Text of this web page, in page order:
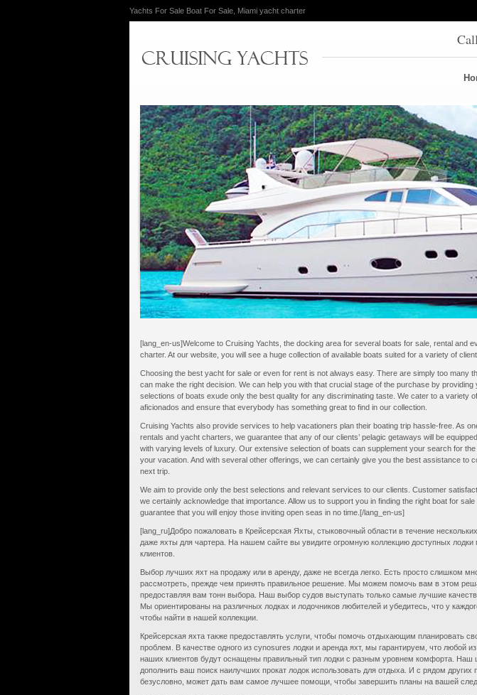
Yachts For Sale Boat For Sale, Miami yacht charter
[lang_en-us]Welcome to Cruising Yachts, the docking area for several boats for sale, rental and
charter. At our website, you will see a huge collection of available boats suited for a variety of
Choosing the best yacht for sale or even for rent is not always easy. There are simply too many
can make the right decision. We can help you with that crucial stage of the purchase by
selections of boats exude only the best quality for any discriminating taste. We cater to a variety
aficionados and ensure that everybody has something great to find in our collection.
Cruising Yachts also provide services to help vacationers plan their boating trip hassle-free. As
rentals and yacht charters, we guarantee that any of our clients’ pelagic getaways will be
with varying levels of luxury. Our extensive selection of boats can supplement your search for
your vacation. And with several other offerings, we can certainly give you the best assistance to
next trip.
We aim to provide only the best selections and relevant services to our clients. Customer
we certainly acknowledge that importance. Allow us to support you in finding the right boat for
guarantee that you will enjoy those inviting open seas in no time.[/lang_en-us]
[lang_ru]Добро пожаловать в Крейсерская Яхты, стыковочный области в течение
даже яхты для чартера. На нашем сайте вы увидите огромную коллекцию доступных
клиентов.
Выбор лучших яхт на продажу или в аренду, даже не всегда легко. Есть просто слишком
рассмотреть, прежде чем принять правильное решение. Мы можем помочь вам в этом
предоставляя вам тонн выбора. Наш выбор судов выступать только самые лучшие
Мы ориентированы на различных лодках и лодочников любителей и убедитесь, что у
чтобы найти в нашей коллекции.
Крейсерская яхта также предоставлять услуги, чтобы помочь отдыхающим планировать
проблем. В качестве одного из cynosures лодки и аренда яхт, мы гарантируем, что любой из
наших клиентов будут оснащены правильный тип лодки с разным уровнем комфорта. Наш
дополнить ваш поиск наилучших прокат лодок использовать для отдыха. И с рядом других
безусловно, может дать вам самое лучшее помощи, чтобы завершить планы на вашей